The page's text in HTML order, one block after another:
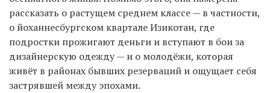
рассказать о растущем среднем классе — в частности,
о йоханнесбургском квартале Изикотан, где
подростки прожигают деньги и вступают в бои за
дизайнерскую одежду — и о молодёжи, которая
живёт в районах бывших резерваций и ощущает себя
застрявшей между эпохами.